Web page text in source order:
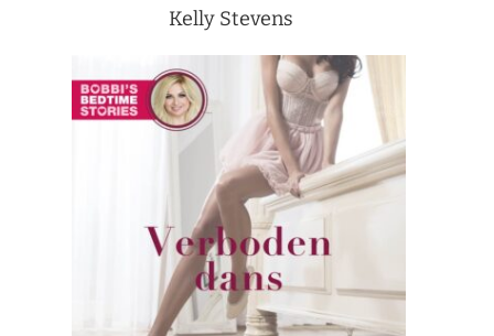
Kelly Stevens